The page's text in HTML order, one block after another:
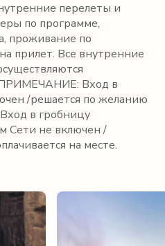
перелеты и
по программе,
проживание по
прилет. Все внутренние
ПРИМЕЧАНИЕ: Вход в
/решается по желанию
в гробницу
Сети не включен /
на месте.